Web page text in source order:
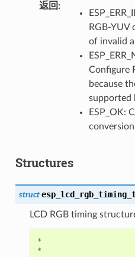
返回 :
RGB-YUV
of invalid
Configure
because
supported
ESP_OK:
Structures
struct
LCD RGB timing
*
*